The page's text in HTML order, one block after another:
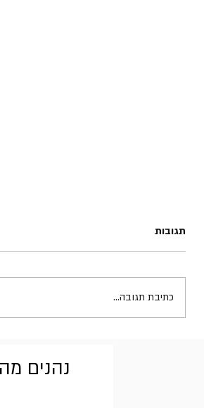
Gojira - Magma
תגובות
כתיבת תגובה...
נהנים